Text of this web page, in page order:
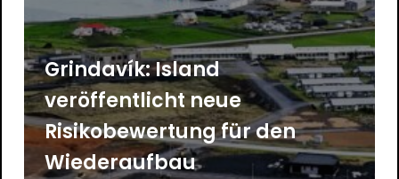
Grindavík: Island
veröffentlicht neue
Risikobewertung für den
Wiederaufbau